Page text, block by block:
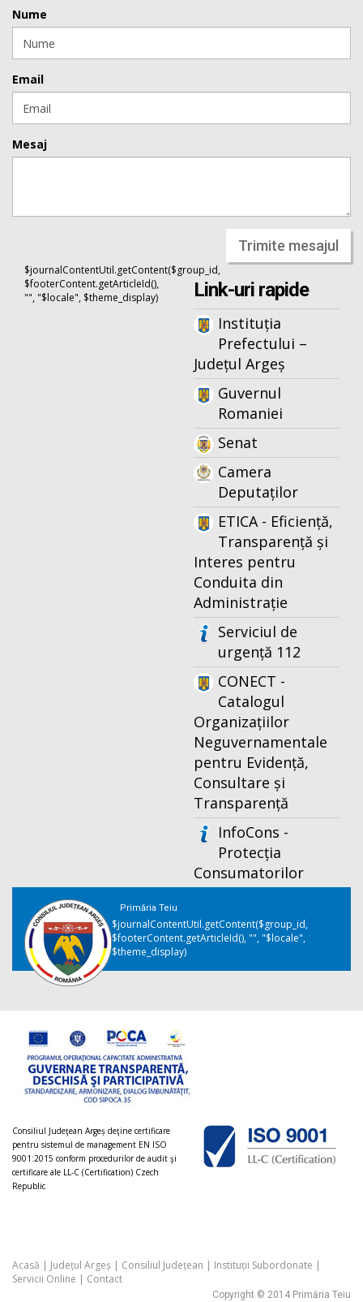
Nume
Email
Mesaj
Trimite mesajul
$journalContentUtil.getContent($group_id,
$footerContent.getArticleId(),
"", "$locale", $theme_display)
Link-uri rapide
Instituția
Prefectului –
Județul Argeș
Guvernul
Romaniei
Senat
Camera
Deputaților
ETICA - Eficiență,
Transparență și
Interes pentru
Conduita din
Administrație
Serviciul de
urgență 112
CONECT -
Catalogul
Organizațiilor
Neguvernamentale
pentru Evidență,
Consultare și
Transparență
InfoCons -
Protecția
Consumatorilor
Primăria Teiu
$journalContentUtil.getContent($group_id,
$footerContent.getArticleId(), "", "$locale",
$theme_display)
Consiliul Judeţean Argeș deţine certificare
pentru sistemul de management EN ISO
9001:2015 conform procedurilor de audit şi
certificare ale LL-C (Certification) Czech
Republic
Acasă | Județul Argeș | Consiliul Județean | Instituții Subordonate |
Servicii Online | Contact
Copyright © 2014 Primăria Teiu